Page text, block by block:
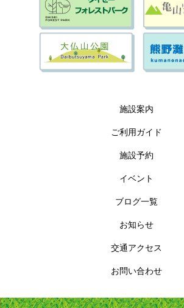
施設案内
ご利用ガイド
施設予約
イベント
ブログ一覧
お知らせ
交通アクセス
お問い合わせ